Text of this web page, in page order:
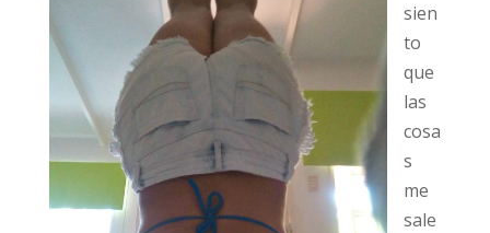
sien
to
que
las
cosa
s
me
sale